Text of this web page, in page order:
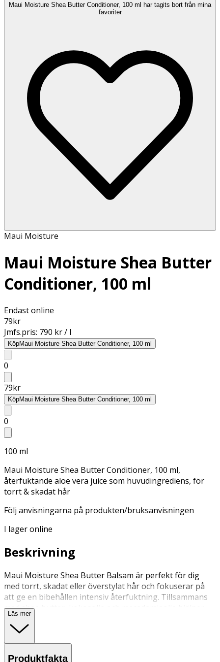
Maui Moisture Shea Butter Conditioner, 100 ml har tagits bort från mina
favoriter
Maui Moisture
Maui Moisture Shea Butter
Conditioner, 100 ml
Endast online
79kr
Jmfs.pris: 790 kr / l
KöpMaui Moisture Shea Butter Conditioner, 100 ml
0
79kr
KöpMaui Moisture Shea Butter Conditioner, 100 ml
0
100 ml
Maui Moisture Shea Butter Conditioner, 100 ml,
återfuktande aloe vera juice som huvudingrediens, för
torrt & skadat hår
Följ anvisningarna på produkten/bruksanvisningen
I lager online
Beskrivning
Maui Moisture Shea Butter Balsam är perfekt för dig
med torrt, skadat eller överstylat hår och fokuserar på
att ge en bibehållen intensiv återfuktning. Tillsammans
med shea butter, kokosolja och macadamiaolja hjälper
balsamet håret att reparera skadade partier samtidigt
som resultatet blir ett mjukt svall med en härlig glans!
Dessutom är första ingrediensen i ingredienslistan
Läs mer
Produktfakta